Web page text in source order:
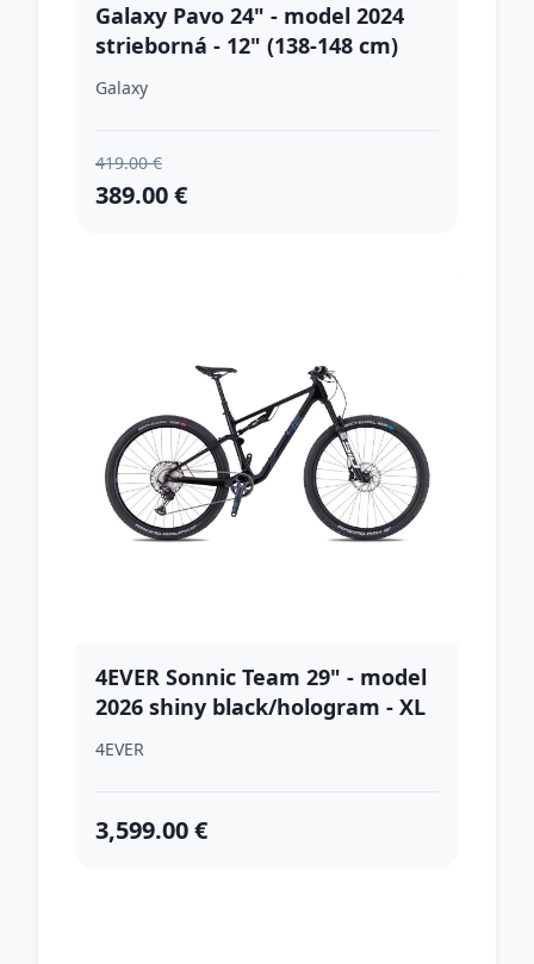
Galaxy Pavo 24" - model 2024
strieborná - 12" (138-148 cm)
Galaxy
419.00 €
389.00 €
4EVER Sonnic Team 29" - model
2026 shiny black/hologram - XL
(20,5", 185-202 cm)
4EVER
3,599.00 €